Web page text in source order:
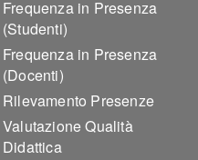
Frequenza in Presenza
(Studenti)
Frequenza in Presenza
(Docenti)
Rilevamento Presenze
Valutazione Qualità
Didattica